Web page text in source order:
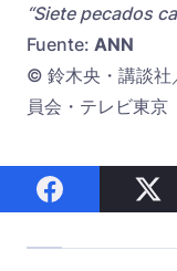
“Siete pecados
Fuente: ANN
©️ 鈴木央・講談社
員会・テレビ東京